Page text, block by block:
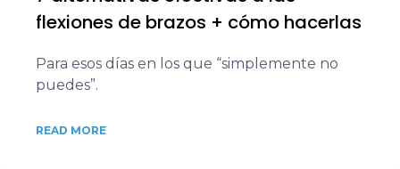
flexiones de brazos + cómo hacerlas
Para esos días en los que “simplemente no
puedes”.
READ MORE